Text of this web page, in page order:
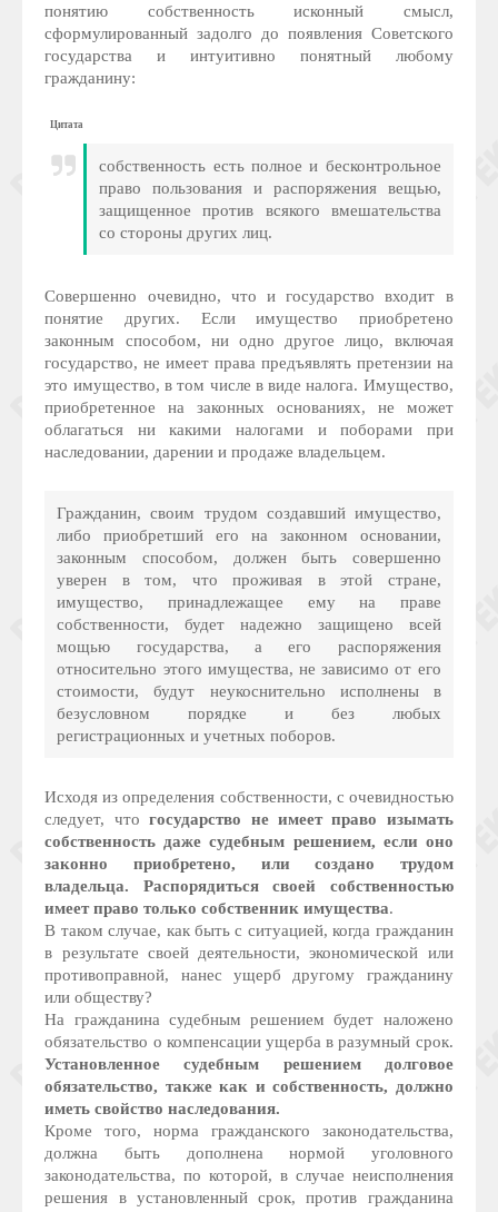
понятию собственность исконный смысл,
сформулированный задолго до появления Советского
государства и интуитивно понятный любому
гражданину:
Цитата
собственность есть полное и бесконтрольное
право пользования и распоряжения вещью,
защищенное против всякого вмешательства
со стороны других лиц.
Совершенно очевидно, что и государство входит в
понятие других. Если имущество приобретено
законным способом, ни одно другое лицо, включая
государство, не имеет права предъявлять претензии на
это имущество, в том числе в виде налога. Имущество,
приобретенное на законных основаниях, не может
облагаться ни какими налогами и поборами при
наследовании, дарении и продаже владельцем.
Гражданин, своим трудом создавший имущество,
либо приобретший его на законном основании,
законным способом, должен быть совершенно
уверен в том, что проживая в этой стране,
имущество, принадлежащее ему на праве
собственности, будет надежно защищено всей
мощью государства, а его распоряжения
относительно этого имущества, не зависимо от его
стоимости, будут неукоснительно исполнены в
безусловном порядке и без любых
регистрационных и учетных поборов.
Исходя из определения собственности, с очевидностью
следует, чтогосударство не имеет право изымать
собственность даже судебным решением, если оно
законно приобретено, или создано трудом
владельца. Распорядиться своей собственностью
имеет право только собственник имущества.
В таком случае, как быть с ситуацией, когда гражданин
в результате своей деятельности, экономической или
противоправной, нанес ущерб другому гражданину
или обществу?
На гражданина судебным решением будет наложено
обязательство о компенсации ущерба в разумный срок.
Установленное судебным решением долговое
обязательство, также как и собственность, должно
иметь свойство наследования.
Кроме того, норма гражданского законодательства,
должна быть дополнена нормой уголовного
законодательства, по которой, в случае неисполнения
решения в установленный срок, против гражданина